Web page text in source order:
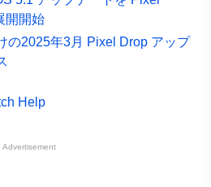
開開始
の2025年3月 Pixel Drop アップ
Help
Advertisement